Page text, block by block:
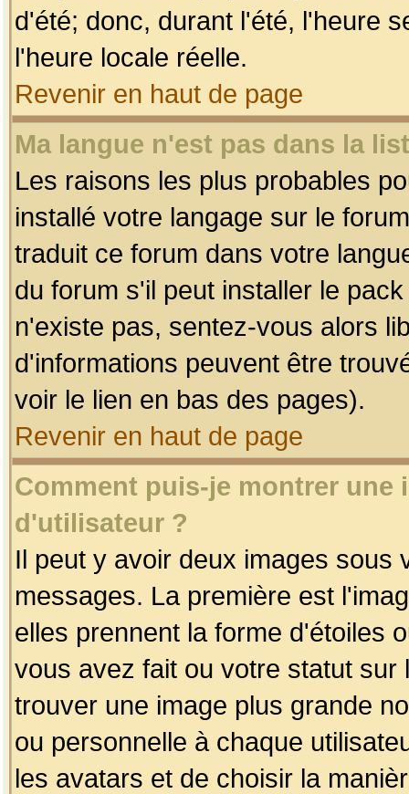
d'été; donc, durant l'été, l'heure
l'heure locale réelle.
Revenir en haut de page
Ma langue n'est pas dans la
Les raisons les plus probables
installé votre langage sur le
traduit ce forum dans votre
du forum s'il peut installer le
n'existe pas, sentez-vous alors
d'informations peuvent être
voir le lien en bas des pages).
Revenir en haut de page
Comment puis-je montrer une
d'utilisateur ?
Il peut y avoir deux images sous
messages. La première est
elles prennent la forme d'étoiles
vous avez fait ou votre statut
trouver une image plus grande
ou personnelle à chaque
les avatars et de choisir la